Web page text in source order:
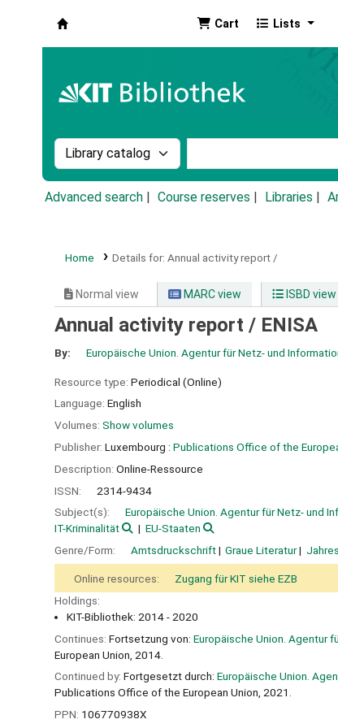
Cart Lists
Search the catalog by:
Advanced search Course reserves Libraries
Home Details for: Annual activity report /
Normal view MARC view ISBD view
Annual activity report / ENISA
By: Europäische Union. Agentur für Netz- und
Resource type: Periodical (Online)
Language: English
Volumes: Show volumes
Publisher: Luxembourg : Publications Office of the
Description: Online-Ressource
ISSN:
2314-9434
Subject(s):
Europäische Union. Agentur für Netz- und
IT-Kriminalität
EU-Staaten
Genre/Form:
Amtsdruckschrift Graue Literatur
Online resources:
Zugang für KIT siehe EZB
Holdings:
KIT-Bibliothek: 2014 - 2020
Continues: Fortsetzung von: Europäische Union. Agentur
European Union, 2014.
Continued by: Fortgesetzt durch: Europäische Union.
Publications Office of the European Union, 2021.
PPN: 106770938X